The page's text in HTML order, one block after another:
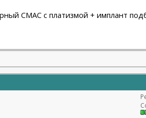
СМАС с платизмой + имплант